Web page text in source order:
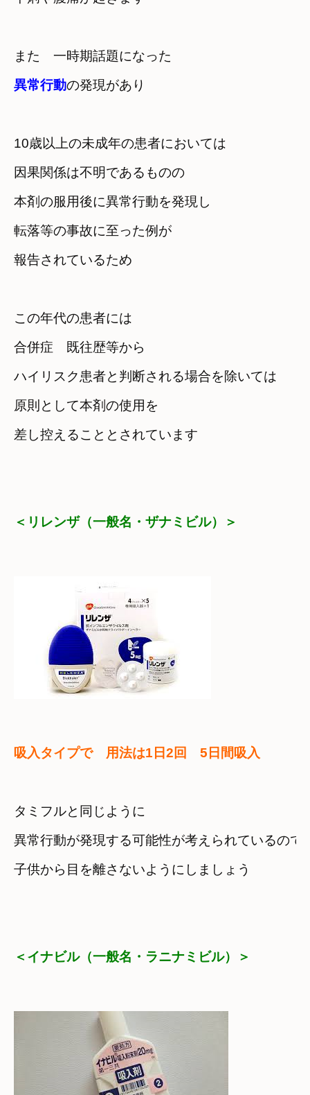
異常行動の発現があり
10歳以上の未成年の患者においては
因果関係は不明であるものの
本剤の服用後に異常行動を発現し
転落等の事故に至った例が
報告されているため
この年代の患者には
合併症　既往歴等から
ハイリスク患者と判断される場合を除いては
原則として本剤の使用を
差し控えることとされています
＜リレンザ（一般名・ザナミビル）＞
吸入タイプで　用法は1日2回　5日間吸入
タミフルと同じように
異常行動が発現する可能性が考えられているので
子供から目を離さないようにしましょう
＜イナビル（一般名・ラニナミビル）＞